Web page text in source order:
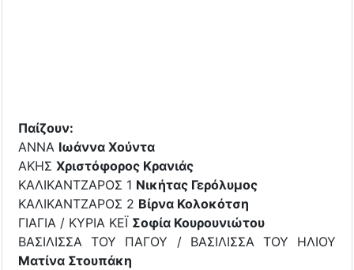
Παίζουν:
ΑΝΝΑ Ιωάννα Χούντα
ΑΚΗΣ Χριστόφορος Κρανιάς
ΚΑΛΙΚΑΝΤΖΑΡΟΣ 1 Νικήτας Γερόλυμος
ΚΑΛΙΚΑΝΤΖΑΡΟΣ 2 Βίρνα Κολοκότση
ΓΙΑΓΙΑ / ΚΥΡΙΑ ΚΕΪ Σοφία Κουρουνιώτου
ΒΑΣΙΛΙΣΣΑ ΤΟΥ ΠΑΓΟΥ / ΒΑΣΙΛΙΣΣΑ ΤΟΥ ΗΛΙΟΥ
Ματίνα Στουπάκη